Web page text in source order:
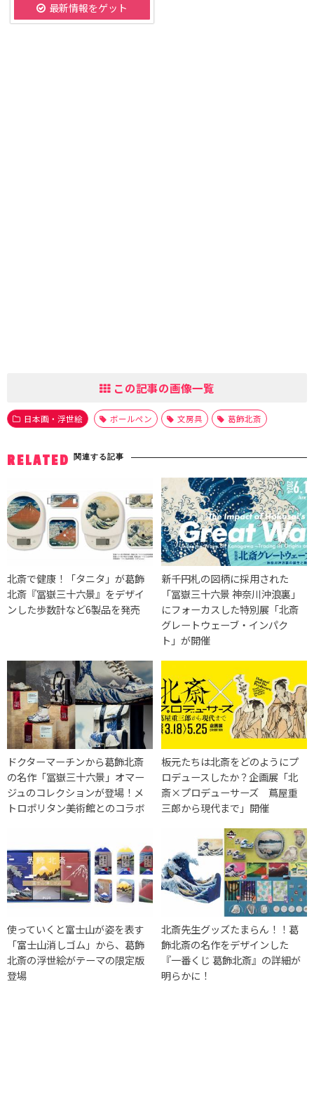
最新情報をゲット
この記事の画像一覧
日本画・浮世絵 ボールペン 文房具 葛飾北斎
RELATED 関連する記事
北斎で健康！「タニタ」が葛飾
北斎『冨嶽三十六景』をデザイ
ンした歩数計など6製品を発売
新千円札の図柄に採用された
「冨嶽三十六景 神奈川沖浪裏」
にフォーカスした特別展「北斎
グレートウェーブ・インパク
ト」が開催
ドクターマーチンから葛飾北斎
の名作「冨嶽三十六景」オマー
ジュのコレクションが登場！メ
トロポリタン美術館とのコラボ
板元たちは北斎をどのようにプ
ロデュースしたか？企画展「北
斎×プロデューサーズ 蔦屋重
三郎から現代まで」開催
使っていくと富士山が姿を表す
「富士山消しゴム」から、葛飾
北斎の浮世絵がテーマの限定版
登場
北斎先生グッズたまらん！！葛
飾北斎の名作をデザインした
『一番くじ 葛飾北斎』の詳細が
明らかに！